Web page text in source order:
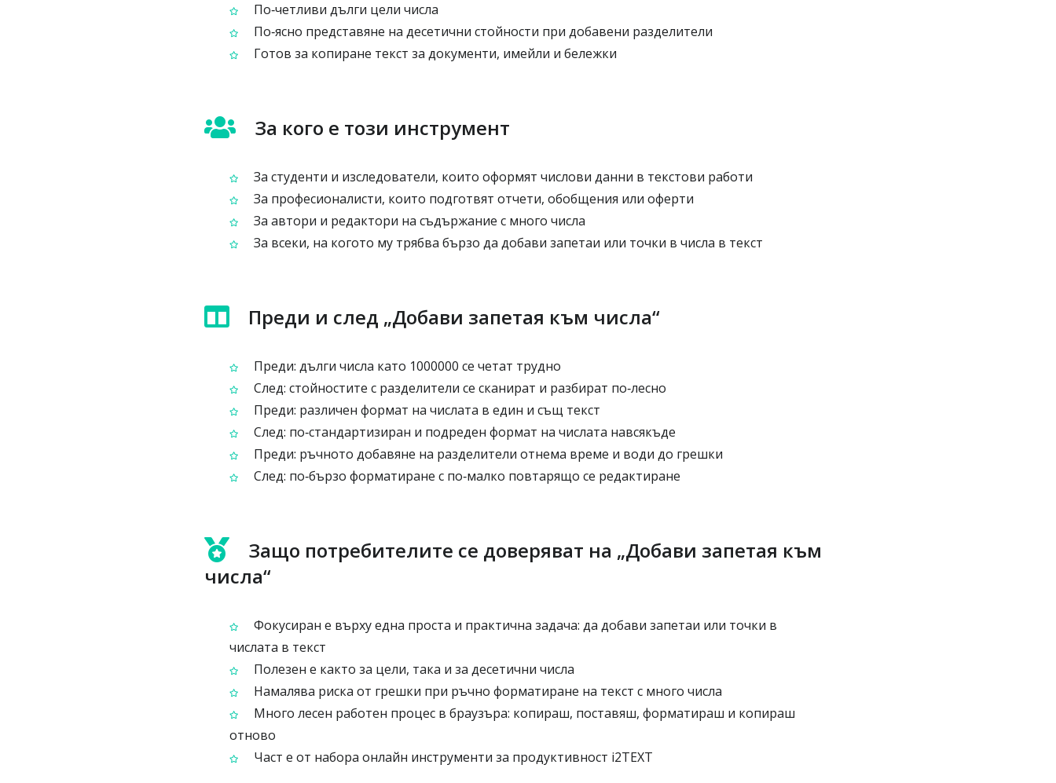
По‑четливи дълги цели числа
По‑ясно представяне на десетични стойности при добавени разделители
Готов за копиране текст за документи, имейли и бележки
За кого е този инструмент
За студенти и изследователи, които оформят числови данни в текстови работи
За професионалисти, които подготвят отчети, обобщения или оферти
За автори и редактори на съдържание с много числа
За всеки, на когото му трябва бързо да добави запетаи или точки в числа в текст
Преди и след „Добави запетая към числа“
Преди: дълги числа като 1000000 се четат трудно
След: стойностите с разделители се сканират и разбират по‑лесно
Преди: различен формат на числата в един и същ текст
След: по‑стандартизиран и подреден формат на числата навсякъде
Преди: ръчното добавяне на разделители отнема време и води до грешки
След: по‑бързо форматиране с по‑малко повтарящо се редактиране
Защо потребителите се доверяват на „Добави запетая към
числа“
Фокусиран е върху една проста и практична задача: да добави запетаи или точки в
числата в текст
Полезен е както за цели, така и за десетични числа
Намалява риска от грешки при ръчно форматиране на текст с много числа
Много лесен работен процес в браузъра: копираш, поставяш, форматираш и копираш
отново
Част е от набора онлайн инструменти за продуктивност i2TEXT